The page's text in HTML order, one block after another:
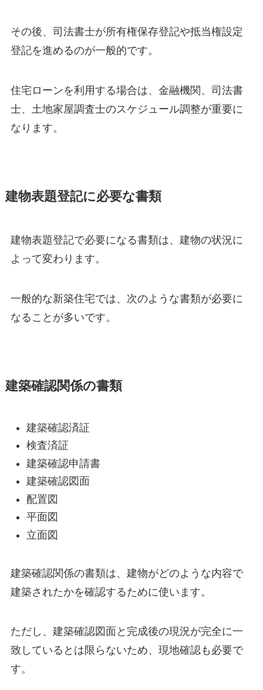
その後、司法書士が所有権保存登記や抵当権設定
登記を進めるのが一般的です。
住宅ローンを利用する場合は、金融機関、司法書
士、土地家屋調査士のスケジュール調整が重要に
なります。
建物表題登記に必要な書類
建物表題登記で必要になる書類は、建物の状況に
よって変わります。
一般的な新築住宅では、次のような書類が必要に
なることが多いです。
建築確認関係の書類
建築確認済証
検査済証
建築確認申請書
建築確認図面
配置図
平面図
立面図
建築確認関係の書類は、建物がどのような内容で
建築されたかを確認するために使います。
ただし、建築確認図面と完成後の現況が完全に一
致しているとは限らないため、現地確認も必要で
す。